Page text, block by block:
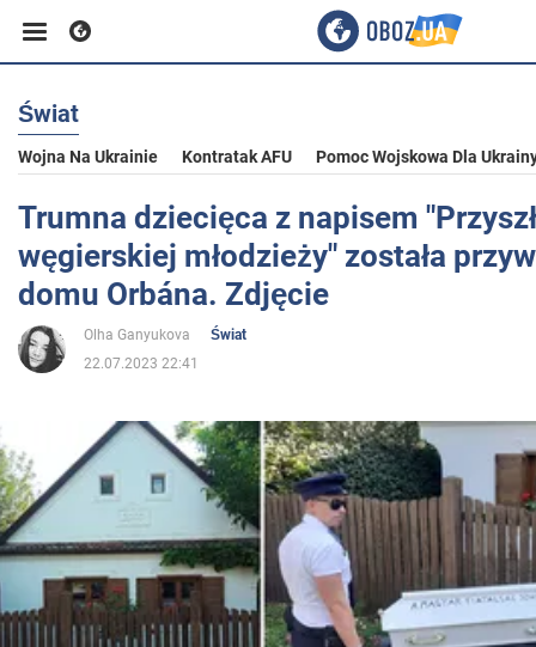
Biznes
Sport
Rozrywka
Życie
Polityka
Społeczeństwo
Wojna na Ukrainie
Świat
Wojna Na Ukrainie Kontratak AFU Pomoc Wojskowa Dla
Trumna dziecięca z napisem
węgierskiej młodzieży" została
domu Orbána. Zdjęcie
Olha Ganyukova
Świat
22.07.2023 22:41